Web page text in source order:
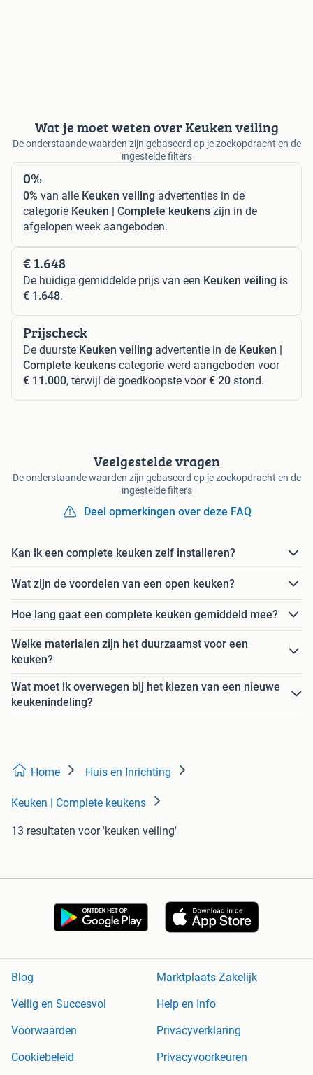
Wat je moet weten over Keuken veiling
De onderstaande waarden zijn gebaseerd op je zoekopdracht en de
ingestelde filters
0%
0% van alle Keuken veiling advertenties in de
categorie Keuken | Complete keukens zijn in de
afgelopen week aangeboden.
€ 1.648
De huidige gemiddelde prijs van een Keuken veiling is
€ 1.648.
Prijscheck
De duurste Keuken veiling advertentie in de Keuken |
Complete keukens categorie werd aangeboden voor
€ 11.000, terwijl de goedkoopste voor€ 20 stond.
Veelgestelde vragen
De onderstaande waarden zijn gebaseerd op je zoekopdracht en de
ingestelde filters
Deel opmerkingen over deze FAQ
Kan ik een complete keuken zelf installeren?
Wat zijn de voordelen van een open keuken?
Hoe lang gaat een complete keuken gemiddeld mee?
Welke materialen zijn het duurzaamst voor een
keuken?
Wat moet ik overwegen bij het kiezen van een nieuwe
keukenindeling?
Home Huis en Inrichting
Keuken | Complete keukens
13 resultaten voor 'keuken veiling'
Blog
Marktplaats Zakelijk
Veilig en Succesvol
Help en Info
Voorwaarden
Privacyverklaring
Cookiebeleid
Privacyvoorkeuren